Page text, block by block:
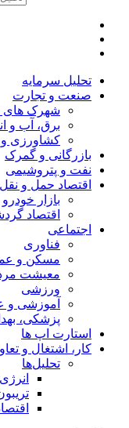
تحلیل‌ سرمایه
صنعت و تجارت
شهرک های
برق، آب و
کشاورزی و
بازرگانی و گمرک
نفت و پتروشیمی
اقتصاد حمل و نقل
بازار خودرو
اقتصاد
اجتماعی
فناوری
مسکن و
معیشت
ورزشی
آموزشی و
پزشکی،
استارت اپ ها
کار، اشتغال و
تحلیل‌ها